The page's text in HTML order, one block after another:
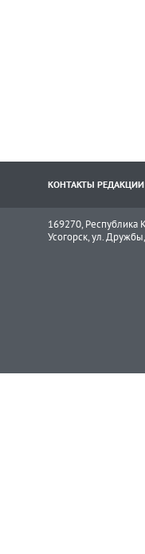
КОНТАКТЫ РЕДАКЦИИ
169270, Республика
Усогорск, ул.